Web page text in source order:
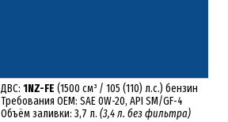
ДВС: 1NZ-FE (1500 см³ / 105 (110) л.с.) бензин
Требования ОЕМ: SAE 0W-20, API SM/GF-4
Объём заливки: 3,7 л. (3,4 л. без фильтра)